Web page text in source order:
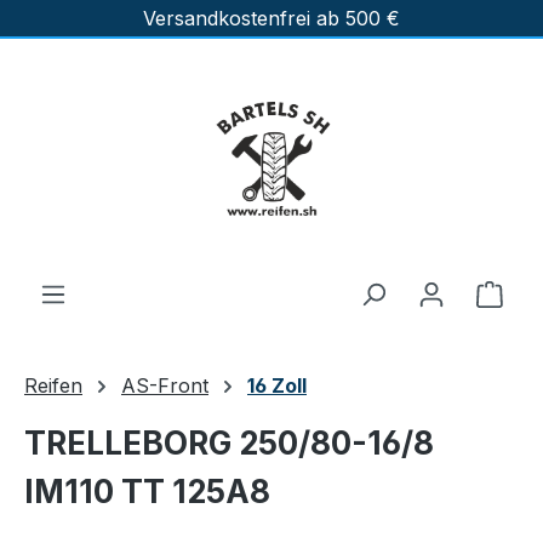
Zum Hauptinhalt springenVersandkostenfrei ab 500 €
Reifen AS-Front 16 Zoll
TRELLEBORG 250/80-16/8
IM110 TT 125A8